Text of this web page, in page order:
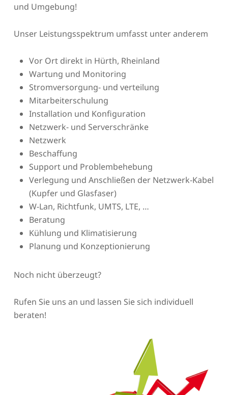
und Umgebung!
Unser Leistungsspektrum umfasst unter anderem
Vor Ort direkt in Hürth, Rheinland
Wartung und Monitoring
Stromversorgung- und verteilung
Mitarbeiterschulung
Installation und Konfiguration
Netzwerk- und Serverschränke
Netzwerk
Beschaffung
Support und Problembehebung
Verlegung und Anschließen der Netzwerk-Kabel
(Kupfer und Glasfaser)
W-Lan, Richtfunk, UMTS, LTE, …
Beratung
Kühlung und Klimatisierung
Planung und Konzeptionierung
Noch nicht überzeugt?
Rufen Sie uns an und lassen Sie sich individuell
beraten!